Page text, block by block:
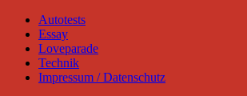
Autotests
Essay
Loveparade
Technik
Impressum / Datenschutz